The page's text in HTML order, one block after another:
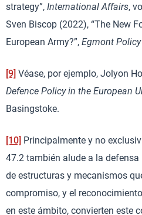
strategy”, International Affairs,
Sven Biscop (2022), “The New
European Army?”, Egmont
[9] Véase, por ejemplo, Jolyon
Defence Policy in the European
Basingstoke.
[10] Principalmente y no
47.2 también alude a la
de estructuras y mecanismos
compromiso, y el
en este ámbito, convierten este